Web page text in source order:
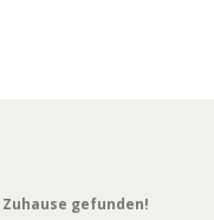
gefunden!